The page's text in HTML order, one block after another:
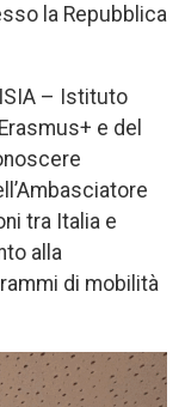
la Repubblica
ISIA – Istituto
e del
tra Italia e
alla
di mobilità